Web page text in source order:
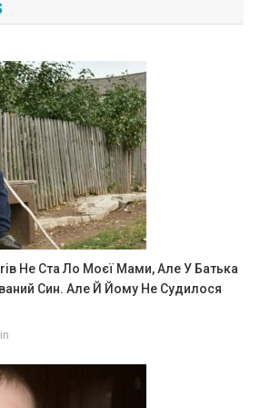
Не Ста Ло Моєї Мами, Але У Батька
Син. Але Й Йому Не Судилося